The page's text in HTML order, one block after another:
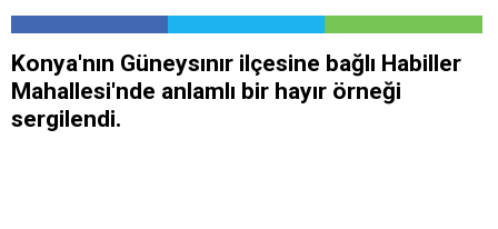
Konya'nın Güneysınır ilçesine bağlı Habiller
Mahallesi'nde anlamlı bir hayır örneği
sergilendi.